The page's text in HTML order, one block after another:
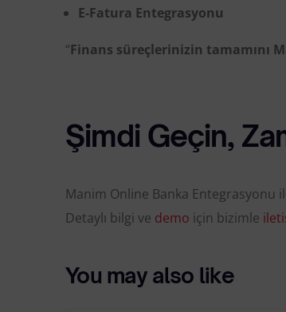
E-Fatura Entegrasyonu
“Finans süreçlerinizin tamamını
Şimdi Geçin,
Manim Online Banka Entegrasyonu
Detaylı bilgi ve demo için bizimle
You may also like